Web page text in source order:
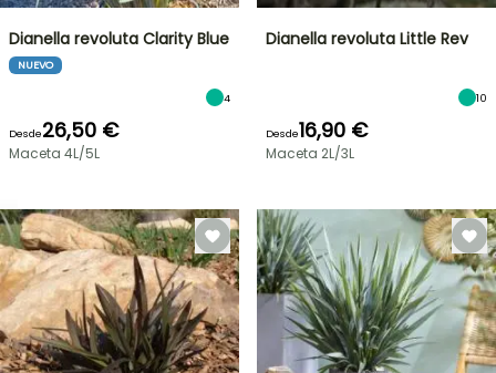
OFERTA
RELÁMPAGO
¡HASTA
UN
30
%
DE
BULBOS
PRIMAVERA
Dianella revoluta Clarity Blue
NUEVO
4
Desde26,50 €
Maceta 4L/5L
Dianella revoluta Little Rev
10
Desde16,90 €
Maceta 2L/3L